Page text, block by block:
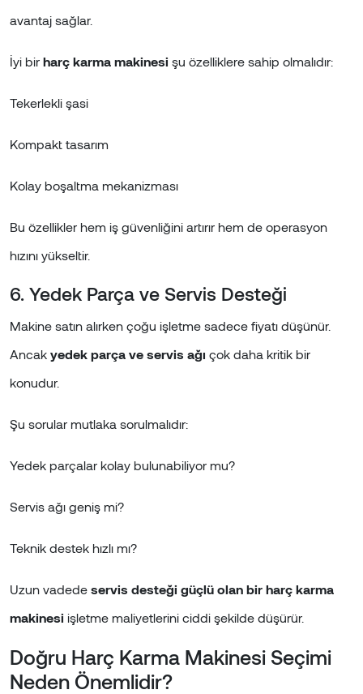
avantaj sağlar.
İyi bir harç karma makinesi şu özelliklere sahip olmalıdır:
Tekerlekli şasi
Kompakt tasarım
Kolay boşaltma mekanizması
Bu özellikler hem iş güvenliğini artırır hem de operasyon
hızını yükseltir.
6. Yedek Parça ve Servis Desteği
Makine satın alırken çoğu işletme sadece fiyatı düşünür.
Ancak yedek parça ve servis ağı çok daha kritik bir
konudur.
Şu sorular mutlaka sorulmalıdır:
Yedek parçalar kolay bulunabiliyor mu?
Servis ağı geniş mi?
Teknik destek hızlı mı?
Uzun vadede servis desteği güçlü olan bir harç karma
makinesi işletme maliyetlerini ciddi şekilde düşürür.
Doğru Harç Karma Makinesi Seçimi
Neden Önemlidir?